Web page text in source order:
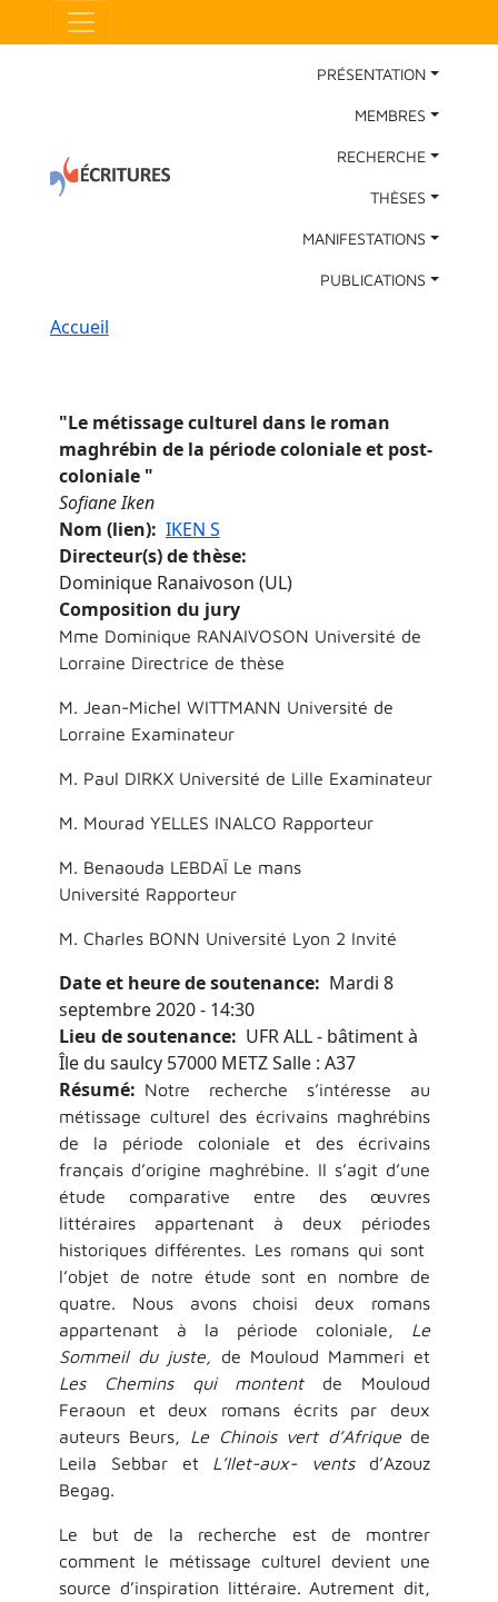
Aller au contenu principal
Main Navigation
PRÉSENTATION
MEMBRES
RECHERCHE
THÈSES
MANIFESTATIONS
PUBLICATIONS
Fil d'Ariane
Accueil
"Le métissage culturel dans le roman
maghrébin de la période coloniale et post-
coloniale"
Sofiane Iken
Nom (lien)
IKEN S
Directeur(s) de thèse
Dominique Ranaivoson (UL)
Composition du jury
Mme Dominique RANAIVOSON Université de
Lorraine Directrice de thèse
M. Jean-Michel WITTMANN Université de
Lorraine Examinateur
M. Paul DIRKX Université de Lille Examinateur
M. Mourad YELLES INALCO Rapporteur
M. Benaouda LEBDAÏ Le mans
Université Rapporteur
M. Charles BONN Université Lyon 2 Invité
Date et heure de soutenance
Mardi 8
septembre 2020 - 14:30
Lieu de soutenance
UFR ALL - bâtiment à
Île du saulcy 57000 METZ Salle : A37
Résumé
Notre recherche s’intéresse au
métissage culturel des écrivains maghrébins
de la période coloniale et des écrivains
français d’origine maghrébine. Il s’agit d’une
étude comparative entre des œuvres
littéraires appartenant à deux périodes
historiques différentes. Les romans qui sont
l’objet de notre étude sont en nombre de
quatre. Nous avons choisi deux romans
appartenant à la période coloniale, Le
Sommeil du juste, de Mouloud Mammeri et
Les Chemins qui montent de Mouloud
Feraoun et deux romans écrits par deux
auteurs Beurs, Le Chinois vert d’Afrique de
Leila Sebbar et L’Ilet-aux- vents d’Azouz
Begag.
Le but de la recherche est de montrer
comment le métissage culturel devient une
source d’inspiration littéraire. Autrement dit,
Panneau de gestion des cookies